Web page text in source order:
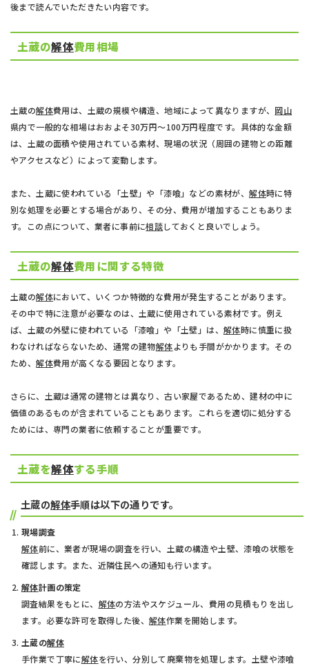
後まで読んでいただきたい内容です。
土蔵の解体費用相場
土蔵の解体費用は、土蔵の規模や構造、地域によって異なりますが、 岡山
県内で一般的な相場はおおよそ30万円～100万円程度です。具体的な金額
は、土蔵の面積や使用されている素材、現場の状況（周囲の建物との距離
やアクセスなど）によって変動します。
また、土蔵に使われている「土壁」や「漆喰」などの素材が、解体時に特
別な処理を必要とする場合があり、その分、費用が増加することもありま
す。この点について、業者に事前に相談しておくと良いでしょう。
土蔵の解体費用に関する特徴
土蔵の解体において、いくつか特徴的な費用が発生することがあります。
その中で特に注意が必要なのは、土蔵に使用されている素材です。例え
ば、土蔵の外壁に使われている「漆喰」や「土壁」は、 解体時に慎重に扱
わなければならないため、通常の建物解体よりも手間がかかります。その
ため、解体費用が高くなる要因となります。
さらに、土蔵は通常の建物とは異なり、古い家屋であるため、建材の中に
価値のあるものが含まれていることもあります。これらを適切に処分する
ためには、専門の業者に依頼することが重要です。
土蔵を解体する手順
土蔵の解体手順は以下の通りです。
現場調査
解体前に、業者が現場の調査を行い、土蔵の構造や土壁、漆喰の状態を
確認します。また、近隣住民への通知も行います。
解体計画の策定
調査結果をもとに、 解体の方法やスケジュール、費用の見積もりを出し
ます。必要な許可を取得した後、 解体作業を開始します。
土蔵の解体
手作業で丁寧に解体を行い、分別して廃棄物を処理します。土壁や漆喰